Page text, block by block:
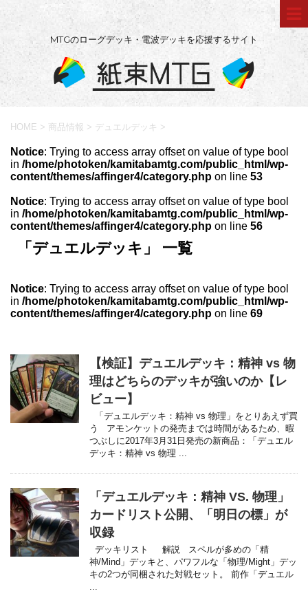
MTGのローグデッキ・電波デッキを応援するサイト
HOME > 商品情報 > デュエルデッキ >
Notice: Trying to access array offset on value of type bool
in /home/photoken/kamitabamtg.com/public_html/wp-
content/themes/affinger4/category.php on line 53
Notice: Trying to access array offset on value of type bool
in /home/photoken/kamitabamtg.com/public_html/wp-
content/themes/affinger4/category.php on line 56
「デュエルデッキ」 一覧
Notice: Trying to access array offset on value of type bool
in /home/photoken/kamitabamtg.com/public_html/wp-
content/themes/affinger4/category.php on line 69
【検証】デュエルデッキ：精神 vs 物
理はどちらのデッキが強いのか【レ
ビュー】
「デュエルデッキ：精神 vs 物理」をとりあえず買
う アモンケットの発売までは時間があるため、暇
つぶしに2017年3月31日発売の新商品：「デュエル
デッキ：精神 vs 物理 ...
「デュエルデッキ：精神 VS. 物理」
カードリスト公開、「明日の標」が
収録
デッキリスト 解説 スペルが多めの「精
神/Mind」デッキと、パワフルな「物理/Might」デッ
キの2つが同梱された対戦セット。 前作「デュエル
...